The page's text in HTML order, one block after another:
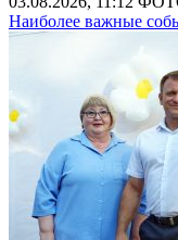
Наиболее важные